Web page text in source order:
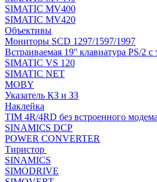
SIMATIC MV400
SIMATIC MV420
Объективы
Мониторы SCD 1297/1597/1997
Встраиваемая 19'' клавиатура PS/2 с
SIMATIC VS 120
SIMATIC NET
MOBY
Указатель КЗ и ЗЗ
Наклейка
TIM 4R/4RD без встроенного модема
SINAMICS DCP
POWER CONVERTER
Тиристор
SINAMICS
SIMODRIVE